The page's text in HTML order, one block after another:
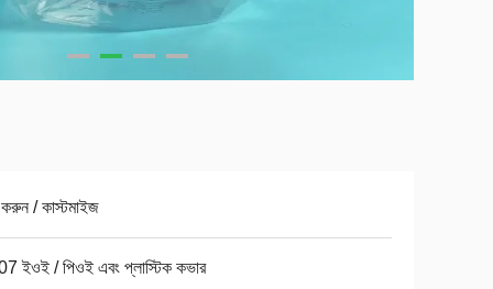
/ কাস্টমাইজ
ইওই / পিওই এবং প্লাস্টিক কভার